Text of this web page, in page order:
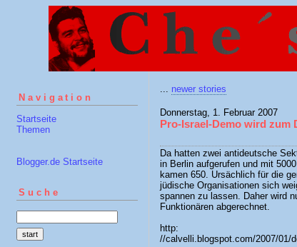
Navigation
Startseite
Themen
Blogger.de Startseite
Suche
... newer stories
Donnerstag, 1. Februar 2007
Pro-Israel-Demo wird zum
Da hatten zwei antideutsche
in Berlin aufgerufen und mit
kamen 650. Ursächlich für die
jüdische Organisationen sich
spannen zu lassen. Daher wird
Funktionären abgerechnet.
http:
//calvelli.blogspot.com/2007/01/